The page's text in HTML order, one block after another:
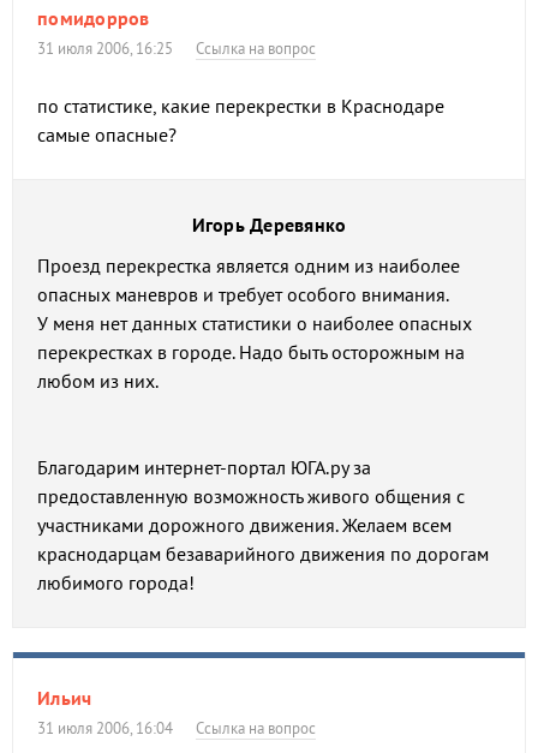
помидорров
31 июля 2006, 16:25 Ссылка на вопрос
по статистике, какие перекрестки в Краснодаре
самые опасные?
Игорь Деревянко
Проезд перекрестка является одним из наиболее
опасных маневров и требует особого внимания.
У меня нет данных статистики о наиболее опасных
перекрестках в городе. Надо быть осторожным на
любом из них.
Благодарим интернет-портал ЮГА.ру за
предоставленную возможность живого общения с
участниками дорожного движения. Желаем всем
краснодарцам безаварийного движения по дорогам
любимого города!
Ильич
31 июля 2006, 16:04 Ссылка на вопрос